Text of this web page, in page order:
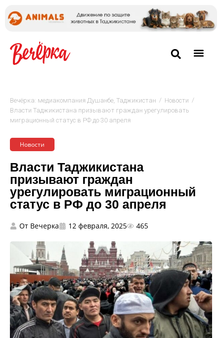
Вечёрка: медиакомпания Душанбе, Таджикистан / Новости /
Власти Таджикистана призывают граждан урегулировать
миграционный статус в РФ до 30 апреля
Новости
Власти Таджикистана
призывают граждан
урегулировать миграционный
статус в РФ до 30 апреля
От Вечерка 12 февраля, 2025 465